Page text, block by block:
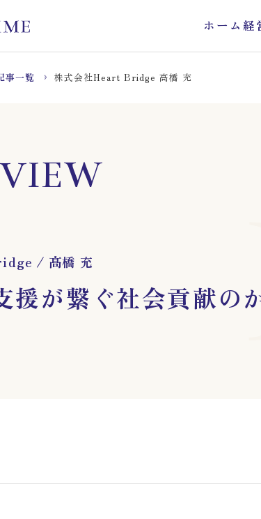
ホーム 経
事一覧 株式会社Heart Bridge 髙橋 充
/ 髙橋 充
援が繋ぐ社会貢献の